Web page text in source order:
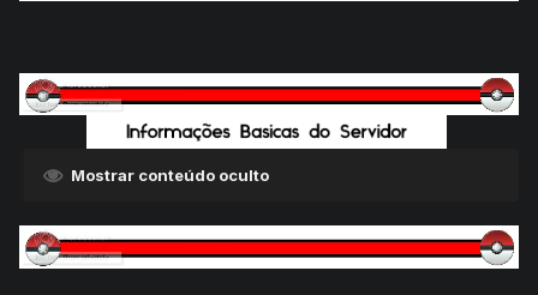
Mostrar conteúdo oculto